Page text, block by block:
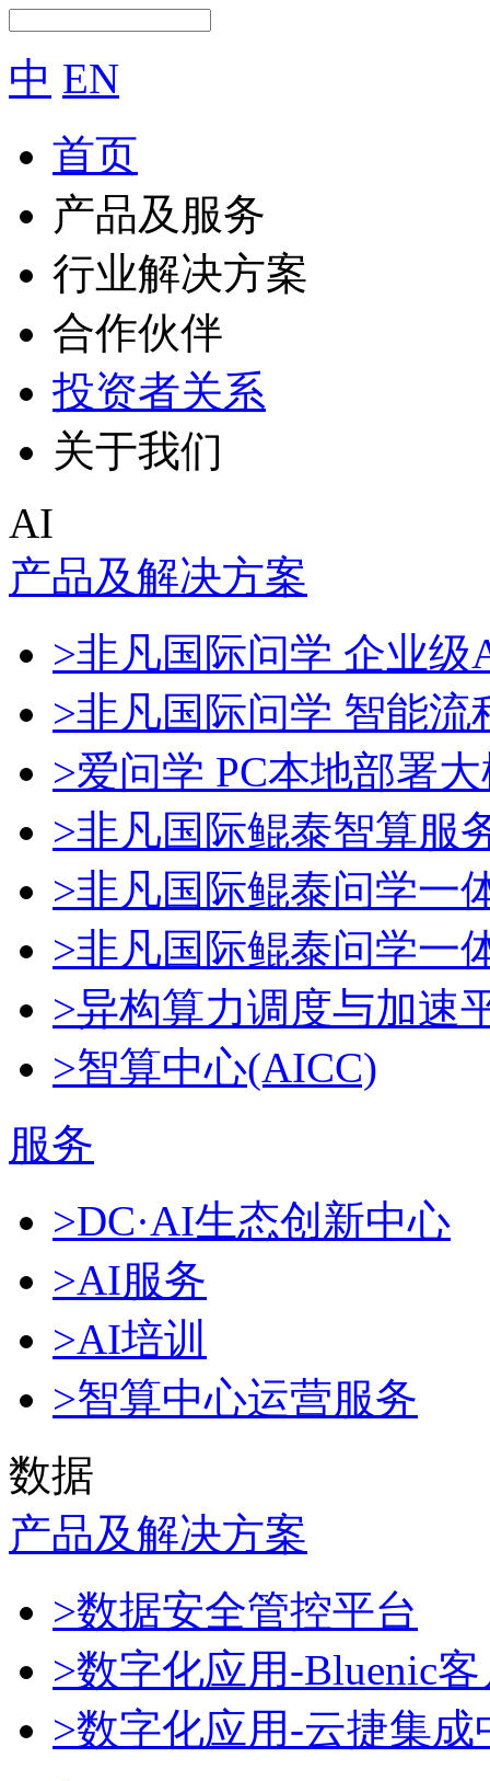
中 EN
首页
产品及服务
行业解决方案
合作伙伴
投资者关系
关于我们
AI
产品及解决方案
>非凡国际问学 企业级
>非凡国际问学 智能流
>爱问学 PC本地部署
>非凡国际鲲泰智算服
>非凡国际鲲泰问学一
>非凡国际鲲泰问学一
>异构算力调度与加速
>智算中心(AICC)
服务
>DC·AI生态创新中心
>AI服务
>AI培训
>智算中心运营服务
数据
产品及解决方案
>数据安全管控平台
>数字化应用-Bluenic
>数字化应用-云捷集成